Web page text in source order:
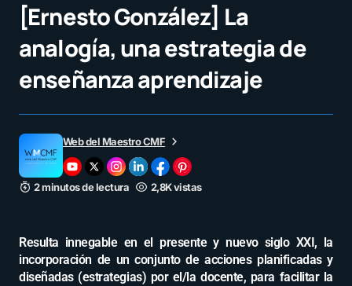
[Ernesto González] La
analogía, una estrategia de
enseñanza aprendizaje
Web del Maestro CMF
2 minutos de lectura 2,8K vistas
Resulta innegable en el presente y nuevo siglo XXI, la
incorporación de un conjunto de acciones planificadas y
diseñadas (estrategias) por el/la docente, para facilitar la